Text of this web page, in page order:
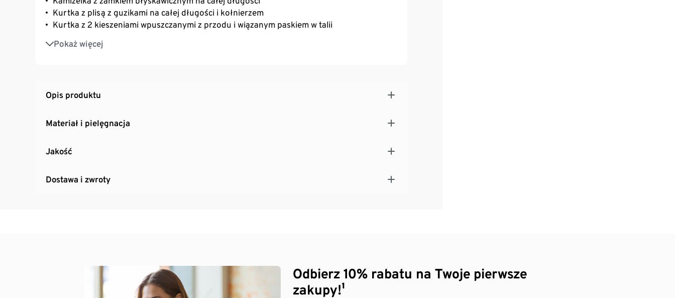
Kurtka z plisą z guzikami na całej długości i kołnierzem
Kurtka z 2 kieszeniami wpuszczanymi z przodu i wiązanym paskiem w talii
Pokaż więcej
Z zawartością wełny
Ta bluza jest produktem marki Fire & Glory
Opis produktu
Materiał i pielęgnacja
Jakość
Dostawa i zwroty
Odbierz 10% rabatu na Twoje pierwsze
zakupy!¹